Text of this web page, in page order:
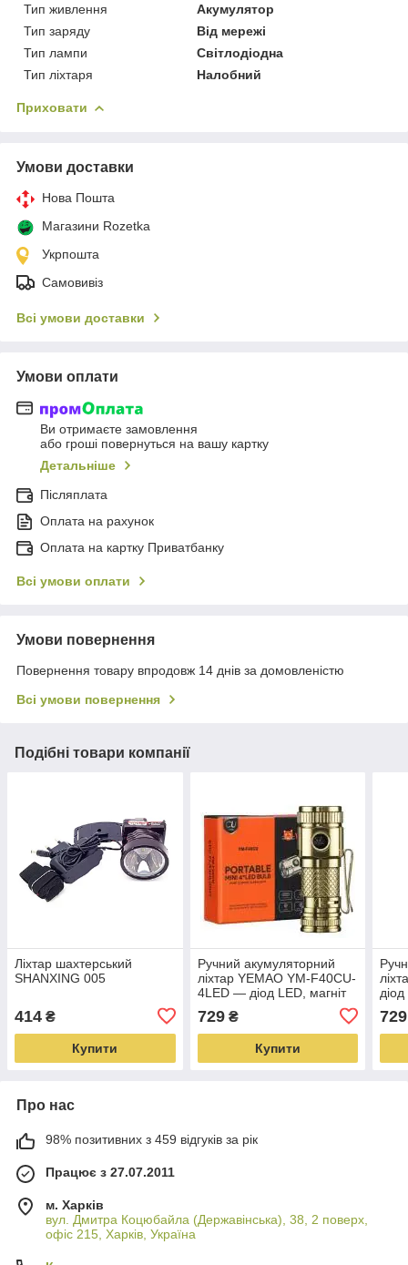
Тип живлення
Акумулятор
Тип заряду
Від мережі
Тип лампи
Світлодіодна
Тип ліхтаря
Налобний
Приховати
Умови доставки
Нова Пошта
Магазини Rozetka
Укрпошта
Самовивіз
Всі умови доставки
Умови оплати
Ви отримаєте замовлення
або гроші повернуться на вашу картку
Детальніше
Післяплата
Оплата на рахунок
Оплата на картку Приватбанку
Всі умови оплати
Умови повернення
Повернення товару впродовж 14 днів за домовленістю
Всі умови повернення
Подібні товари компанії
Ліхтар шахтерський
SHANXING 005
414 ₴
Купити
Ручний акумуляторний
ліхтар YEMAO YM-F40CU-
4LED — діод LED, магніт
729₴
Купити
729
Про нас
98% позитивних з 459 відгуків за рік
Працює з 27.07.2011
м. Харків
вул. Дмитра Коцюбайла (Державінська), 38, 2 поверх,
офіс 215, Харків, Україна